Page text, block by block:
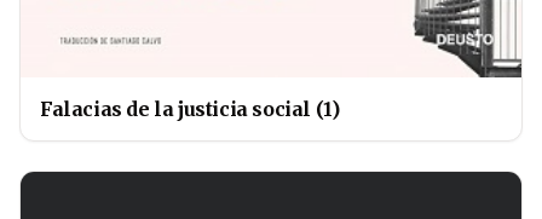
Falacias de la justicia social (1)